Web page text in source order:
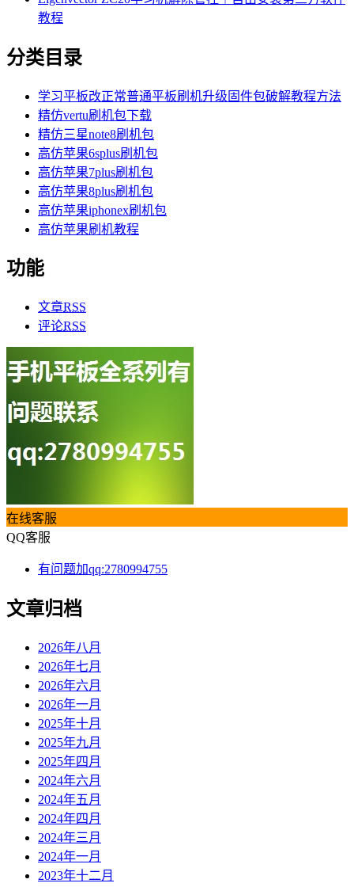
教程
分类目录
学习平板改正常普通平板刷机升级固件包破解教程方法
精仿vertu刷机包下载
精仿三星note8刷机包
高仿苹果6splus刷机包
高仿苹果7plus刷机包
高仿苹果8plus刷机包
高仿苹果iphonex刷机包
高仿苹果刷机教程
功能
文章RSS
评论RSS
在线客服
QQ客服
有问题加qq:2780994755
文章归档
2026年八月
2026年七月
2026年六月
2026年一月
2025年十月
2025年九月
2025年四月
2024年六月
2024年五月
2024年四月
2024年三月
2024年一月
2023年十二月